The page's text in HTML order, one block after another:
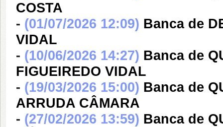
COSTA
- (01/07/2026 12:09) Banca de
VIDAL
- (10/06/2026 14:27) Banca de
FIGUEIREDO VIDAL
- (19/03/2026 15:00) Banca de
ARRUDA CÂMARA
- (27/02/2026 13:59) Banca de